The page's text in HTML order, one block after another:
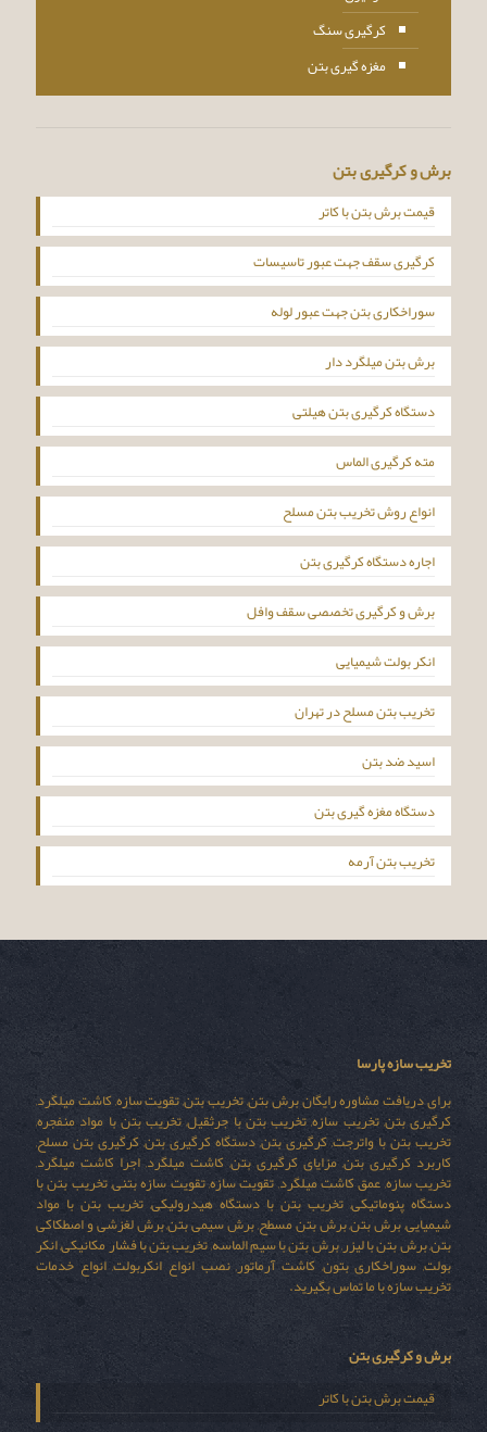
کرگیری سنگ
مغزه گیری بتن
برش و کرگیری بتن
قیمت برش بتن با کاتر
کرگیری سقف جهت عبور تاسیسات
سوراخکاری بتن جهت عبور لوله
برش بتن میلگرد دار
دستگاه کرگیری بتن هیلتی
مته کرگیری الماس
انواع روش تخریب بتن مسلح
اجاره دستگاه کرگیری بتن
برش و کرگیری تخصصی سقف وافل
انکر بولت شیمیایی
تخریب بتن مسلح در تهران
اسید ضد بتن
دستگاه مغزه گیری بتن
تخریب بتن آرمه
تخریب سازه پارسا
برای دریافت مشاوره رایگان برش بتن, تخریب بتن, تقویت سازه, کاشت میلگرد,
کرگیری بتن, تخریب سازه, تخریب بتن با جرثقیل, تخریب بتن با مواد منفجره,
تخریب بتن با واترجت, کرگیری بتن, دستگاه کرگیری بتن, کرگیری بتن مسلح,
کاربرد کرگیری بتن, مزایای کرگیری بتن, کاشت میلگرد, اجرا کاشت میلگرد,
تخریب سازه, عمق کاشت میلگرد, تقویت سازه, تقویت سازه بتنی, تخریب بتن با
دستگاه پنوماتیکی, تخریب بتن با دستگاه هیدرولیکی, تخریب بتن با مواد
شیمیایی, برش بتن, برش بتن مسطح, برش سیمی بتن, برش لغزشی و اصطکاکی
بتن, برش بتن با لیزر, برش بتن با سیم الماسه, تخریب بتن با فشار مکانیکی, انکر
بولت, سوراخکاری بتون, کاشت آرماتور, نصب انواع انکربولت, انواع خدمات
تخریب سازه با ما تماس بگیرید.
برش و کرگیری بتن
قیمت برش بتن با کاتر